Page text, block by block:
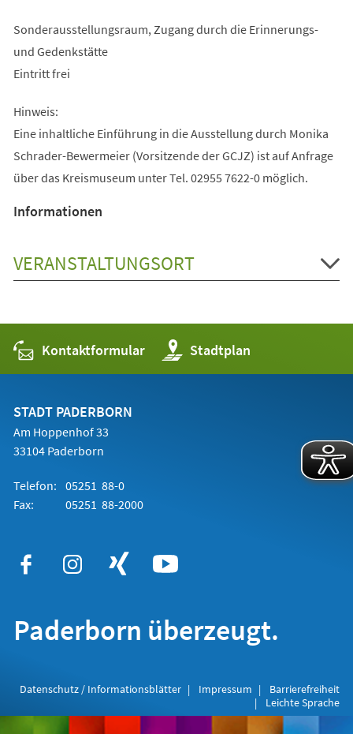
Sonderausstellungsraum, Zugang durch die Erinnerungs-
und Gedenkstätte
Eintritt frei
Hinweis:
Eine inhaltliche Einführung in die Ausstellung durch Monika
Schrader-Bewermeier (Vorsitzende der GCJZ) ist auf Anfrage
über das Kreismuseum unter Tel. 02955 7622-0 möglich.
Informationen
VERANSTALTUNGSORT
Kontaktformular Stadtplan
(Öffnet
in
einem
STADT PADERBORN
Am Hoppenhof 33
33104 Paderborn
Telefon: 05251 88-0
Fax:
05251 88-2000
Paderborn überzeugt.
Datenschutz / Informationsblätter Impressum
Barrierefreiheit
Leichte Sprache